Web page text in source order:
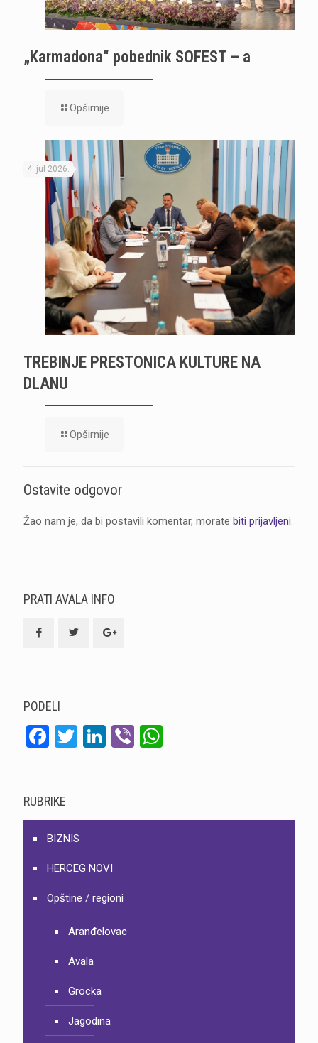
„Karmadona“ pobednik SOFEST – a
Opširnije
4. jul 2026.
TREBINJE PRESTONICA KULTURE NA
DLANU
Opširnije
Ostavite odgovor
Žao nam je, da bi postavili komentar, morate biti prijavljeni.
PRATI AVALA INFO
PODELI
Facebook
Twitter
LinkedIn
Viber
RUBRIKE
BIZNIS
HERCEG NOVI
Opštine / regioni
Aranđelovac
Avala
Grocka
Jagodina